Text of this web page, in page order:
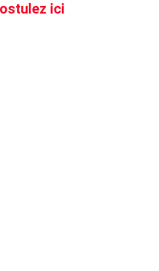
ici